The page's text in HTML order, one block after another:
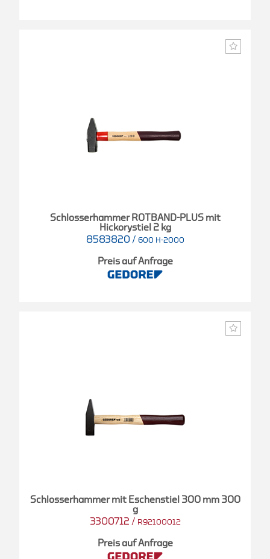
Schlosserhammer ROTBAND-PLUS mit
Hickorystiel 2 kg
8583820 / 600 H-2000
Preis auf Anfrage
Schlosserhammer mit Eschenstiel 300 mm 300
g
3300712 / R92100012
Preis auf Anfrage